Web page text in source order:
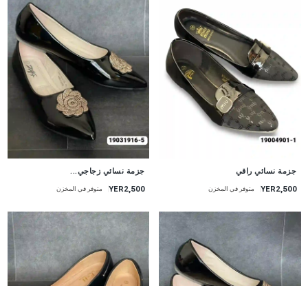
جزمة نسائي راقي
YER2,500 متوفر في المخزن
جزمة نسائي زجاجي...
YER2,500 متوفر في المخزن